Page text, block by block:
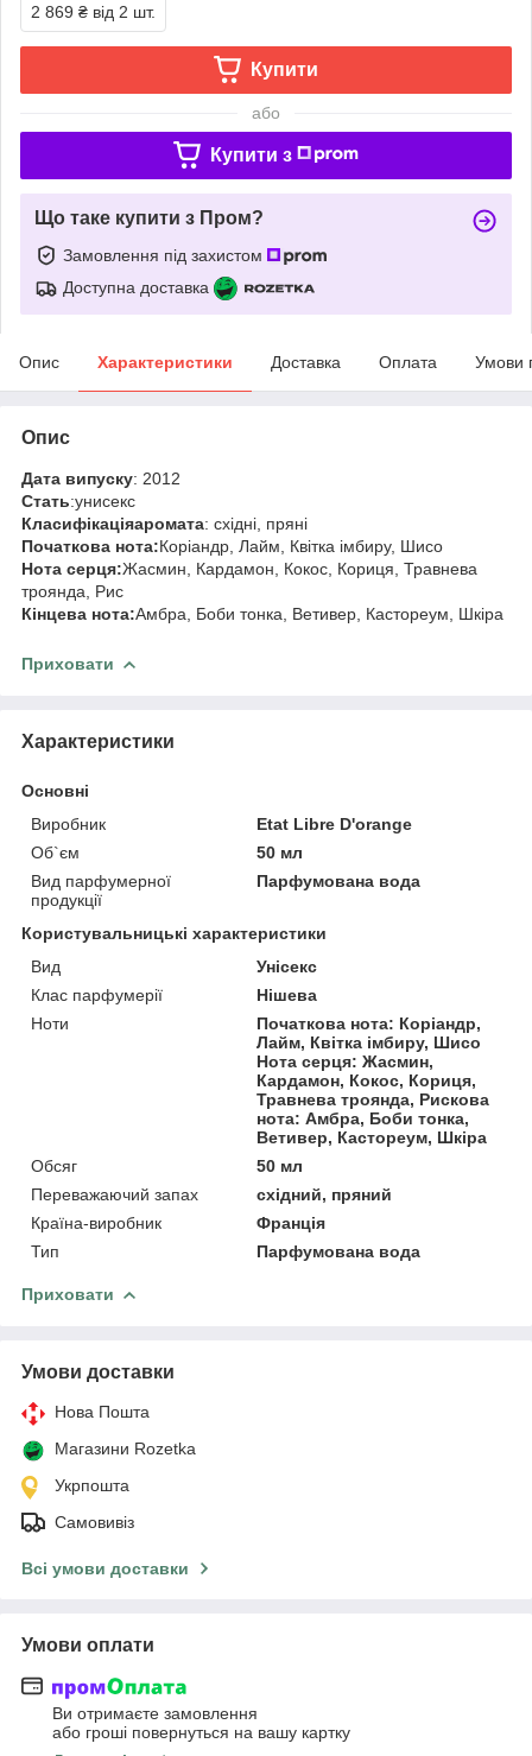
2 869 ₴ від 2 шт.
Купити
або
Купити з
Що таке купити з Пром?
Замовлення під захистом
Доступна доставка
Опис Характеристики Доставка Оплата Умови
Опис
Дата випуску: 2012
Стать:унисекс
Класифікаціяаромата: східні, пряні
Початкова нота:Коріандр, Лайм, Квітка імбиру, Шисо
Нота серця:Жасмин, Кардамон, Кокос, Кориця, Травнева
троянда, Рис
Кінцева нота:Амбра, Боби тонка, Ветивер, Кастореум, Шкіра
Приховати
Характеристики
Основні
Виробник
Etat Libre D'orange
Об`єм
50 мл
Вид парфумерної
продукції
Парфумована вода
Користувальницькі характеристики
Вид
Унісекс
Клас парфумерії
Нішева
Ноти
Початкова нота: Коріандр,
Лайм, Квітка імбиру, Шисо
Нота серця: Жасмин,
Кардамон, Кокос, Кориця,
Травнева троянда, Рискова
нота: Амбра, Боби тонка,
Ветивер, Кастореум, Шкіра
Обсяг
50 мл
Переважаючий запах
східний, пряний
Країна-виробник
Франція
Тип
Парфумована вода
Приховати
Умови доставки
Нова Пошта
Магазини Rozetka
Укрпошта
Самовивіз
Всі умови доставки
Умови оплати
Ви отримаєте замовлення
або гроші повернуться на вашу картку